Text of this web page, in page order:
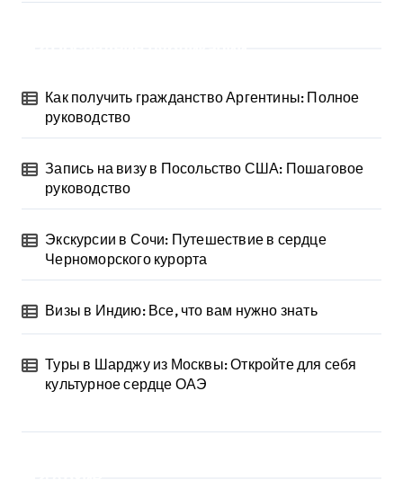
Как получить гражданство Аргентины: Полное
руководство
Запись на визу в Посольство США: Пошаговое
руководство
Экскурсии в Сочи: Путешествие в сердце
Черноморского курорта
Визы в Индию: Все, что вам нужно знать
Туры в Шарджу из Москвы: Откройте для себя
культурное сердце ОАЭ